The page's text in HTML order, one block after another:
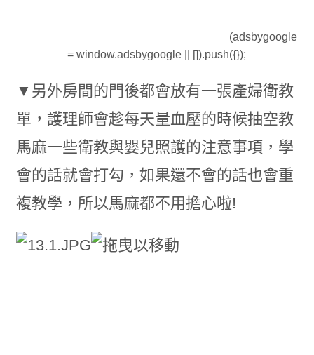
(adsbygoogle
= window.adsbygoogle || []).push({});
▼另外房間的門後都會放有一張產婦衛教
單，護理師會趁每天量血壓的時候抽空教
馬麻一些衛教與嬰兒照護的注意事項，學
會的話就會打勾，如果還不會的話也會重
複教學，所以馬麻都不用擔心啦!